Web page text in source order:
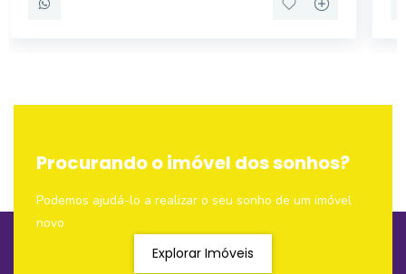
Procurando o imóvel dos sonhos?
Podemos ajudá-lo a realizar o seu sonho de um imóvel
novo
Explorar Imóveis